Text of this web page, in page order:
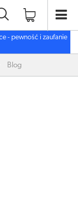
- pewność i zaufanie
Blog